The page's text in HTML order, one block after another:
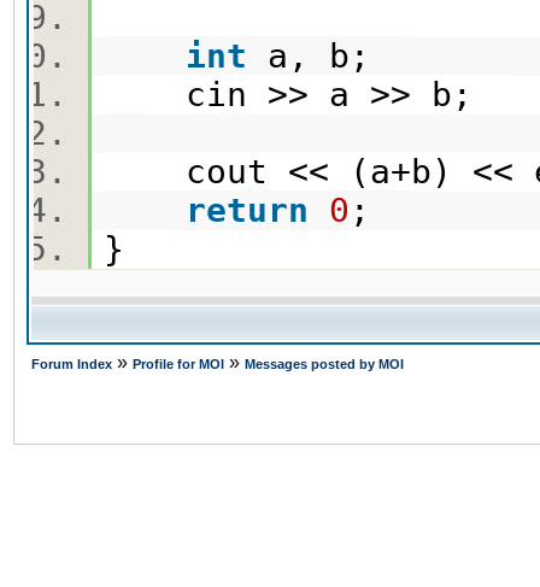
int a, b;
cin >> a >> b;
cout << (a+b)
return
0 ;
}
Forum Index » Profile for MOI » Messages posted by MOI